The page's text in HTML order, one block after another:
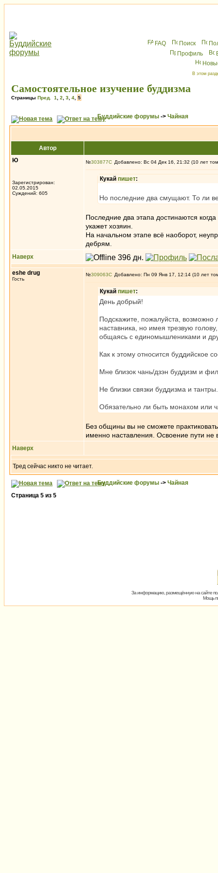
FAQ Поиск
Профиль
В этом
Самостоятельное изучение буддизма
Страницы Пред. 1 2 3 4 5
Буддийские форумы -> Чайная
Автор
Ю
Зарегистрирован:
02.05.2015
Суждений: 605
№303877 Добавлено: Вс 04 Дек 16, 21:32 (10 лет
Кукай пишет:
Но последние два смущают. То ли
Последние два этапа достинаются
укажет хозяин.
На начальном этапе всё наоборот,
дебрям.
Наверх
eshe drug
Гость
№309063 Добавлено: Пн 09 Янв 17, 12:14 (10 лет
Кукай пишет:
День добрый!
Подскажите, пожалуйста,
наставника, но имея трезвую
общаясь с единомышлениками и
Как к этому относится буддийское
Мне близок чань/дзэн буддизм и
Не близки связки буддизма и тантры.
Обязательно ли быть монахом или
Без общины вы не сможете
именно наставления. Освоение пути не
Наверх
Тред сейчас никто не читает.
Буддийские форумы -> Чайная
Страница 5 из 5
За информацию, размещённую на сайте
Мощь